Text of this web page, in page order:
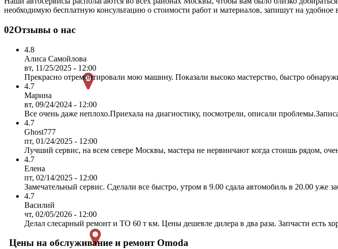
необходимую бесплатную консультацию о стоимости работ и материалов, запишут на удобное
02Отзывы о нас
4.8
Алиса Самойлова
вт, 11/25/2025 - 12:00
Прекрасно отремонтировали мою машину. Показали высоко мастерство, быстро
4.7
Марина
вт, 09/24/2024 - 12:00
Все очень даже неплохо.Приехала на диагностику, посмотрели, описали
4.7
Ghost777
пт, 01/24/2025 - 12:00
Лучший сервис, на всем севере Москвы, мастера не нервничают когда стоишь рядом,
4.7
Елена
пт, 02/14/2025 - 12:00
Замечательный сервис. Сделали все быстро, утром в 9.00 сдала автомобиль в 20.00 уже
4.7
Василий
чт, 02/05/2026 - 12:00
Делал слесарный ремонт и ТО 60 т км. Цены дешевле дилера в два раза. Запчасти есть
Цены на обслуживание и ремонт Omoda